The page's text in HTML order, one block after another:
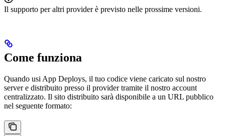
Il supporto per altri provider è previsto nelle prossime versioni.
Come funziona
Quando usi App Deploys, il tuo codice viene caricato sul nostro
server e distribuito presso il provider tramite il nostro account
centralizzato. Il sito distribuito sarà disponibile a un URL pubblico
nel seguente formato: